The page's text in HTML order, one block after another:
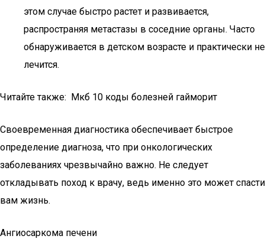
этом случае быстро растет и развивается,
распространяя метастазы в соседние органы. Часто
обнаруживается в детском возрасте и практически не
лечится.
Читайте также: Мкб 10 коды болезней гайморит
Своевременная диагностика обеспечивает быстрое
определение диагноза, что при онкологических
заболеваниях чрезвычайно важно. Не следует
откладывать поход к врачу, ведь именно это может спасти
вам жизнь.
Ангиосаркома печени